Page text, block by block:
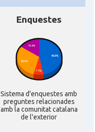
Enquestes
Sistema d'enquestes amb
preguntes relacionades
amb la comunitat catalana
de l'exterior